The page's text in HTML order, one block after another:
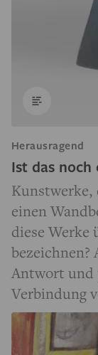
Herausragend
Ist das noch
Kunstwerke,
einen
diese Werke
Antwort und
Verbindung